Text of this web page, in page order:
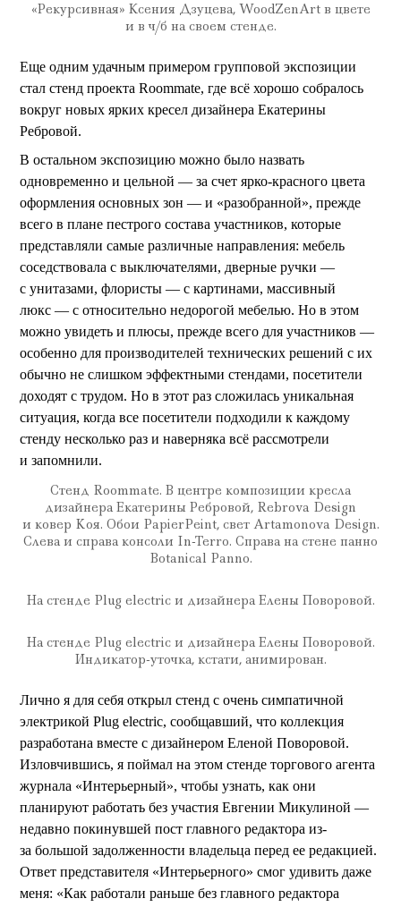
«Рекурсивная» Ксения Дзуцева, WoodZenArt в цвете
и в ч/б на своем стенде.
Еще одним удачным примером групповой экспозиции
стал стенд проекта Roommate, где всё хорошо собралось
вокруг новых ярких кресел дизайнера Екатерины
Ребровой.
В остальном экспозицию можно было назвать
одновременно и цельной — за счет ярко-красного цвета
оформления основных зон — и «разобранной», прежде
всего в плане пестрого состава участников, которые
представляли самые различные направления: мебель
соседствовала с выключателями, дверные ручки —
с унитазами, флористы — с картинами, массивный
люкс — с относительно недорогой мебелью. Но в этом
можно увидеть и плюсы, прежде всего для участников —
особенно для производителей технических решений с их
обычно не слишком эффектными стендами, посетители
доходят с трудом. Но в этот раз сложилась уникальная
ситуация, когда все посетители подходили к каждому
стенду несколько раз и наверняка всё рассмотрели
и запомнили.
Стенд Roommate. В центре композиции кресла
дизайнера Екатерины Ребровой, Rebrova Design
и ковер Kоя. Обои PapierPeint, свет Artamonova Design.
Слева и справа консоли In-Terro. Справа на стене панно
Botanical Panno.
На стенде Plug electric и дизайнера Елены Поворовой.
На стенде Plug electric и дизайнера Елены Поворовой.
Индикатор-уточка, кстати, анимирован.
Лично я для себя открыл стенд с очень симпатичной
электрикой Plug electric, сообщавший, что коллекция
разработана вместе с дизайнером Еленой Поворовой.
Изловчившись, я поймал на этом стенде торгового агента
журнала «Интерьерный», чтобы узнать, как они
планируют работать без участия Евгении Микулиной —
недавно покинувшей пост главного редактора из-
за большой задолженности владельца перед ее редакцией.
Ответ представителя «Интерьерного» смог удивить даже
меня: «Как работали раньше без главного редактора